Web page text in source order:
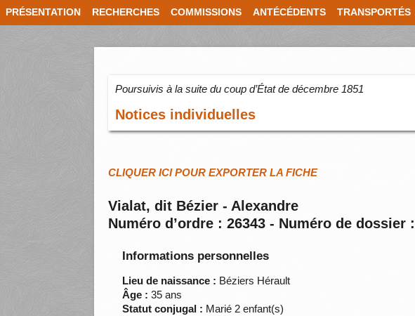
PRÉSENTATION RECHERCHES COMMISSIONS ANTÉCÉDENTS TRANSPORTÉS
Poursuivis à la suite du coup d’État de décembre 1851
Notices individuelles
CLIQUER ICI POUR EXPORTER LA FICHE
Vialat, dit Bézier - Alexandre
Numéro d’ordre : 26343 - Numéro de dossier
Informations personnelles
Lieu de naissance : Béziers Hérault
Âge : 35 ans
Statut conjugal : Marié 2 enfant(s)